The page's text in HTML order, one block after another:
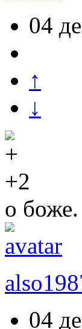
04
↑
↓
+2
о боже.
04